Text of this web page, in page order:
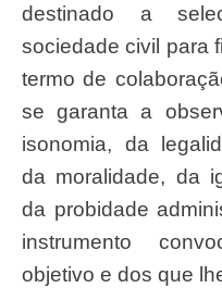
destinado a
sociedade civil para
termo de
se garanta a
isonomia, da
da moralidade, da
da probidade
instrumento
objetivo e dos que